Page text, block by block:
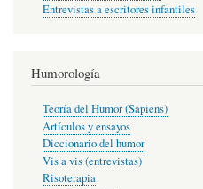
Entrevistas a escritores infantiles
Humorología
Teoría del Humor (Sapiens)
Artículos y ensayos
Diccionario del humor
Vis a vis (entrevistas)
Risoterapia